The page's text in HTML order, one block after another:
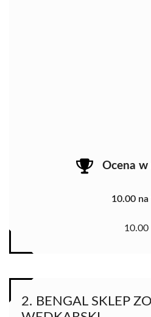
Ocena
10.00 na
10.00
2. BENGAL SKLEP